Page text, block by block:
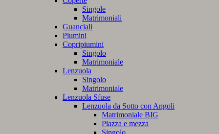
Singole
Matrimoniali
Guanciali
Piumini
Copripiumini
Singolo
Matrimoniale
Lenzuola
Singolo
Matrimoniale
Lenzuola Sfuse
Lenzuola da Sotto con Angoli
Matrimoniale BIG
Piazza e mezza
Singolo